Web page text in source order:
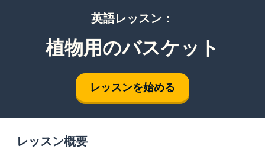
英語レッスン：
植物用のバスケット
レッスンを始める
レッスン概要